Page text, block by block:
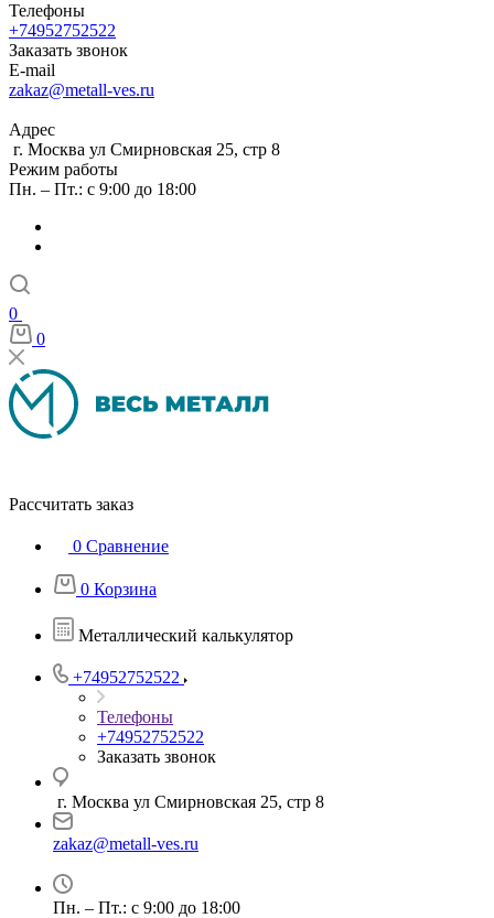
Телефоны
+74952752522
Заказать звонок
E-mail
zakaz@metall-ves.ru
Адрес
г. Москва ул Смирновская 25, стр 8
Режим работы
Пн. – Пт.: с 9:00 до 18:00
0
0
Рассчитать заказ
0 Сравнение
0 Корзина
Металлический калькулятор
+74952752522
Телефоны
+74952752522
Заказать звонок
г. Москва ул Смирновская 25, стр 8
zakaz@metall-ves.ru
Пн. – Пт.: с 9:00 до 18:00